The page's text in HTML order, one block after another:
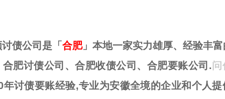
债公司是「 合肥」本地一家实力雄厚、经验丰
合肥讨债公司、合肥收债公司、合肥要账公司.问
年讨债要账经验,专业为安徽全境的企业和个人提